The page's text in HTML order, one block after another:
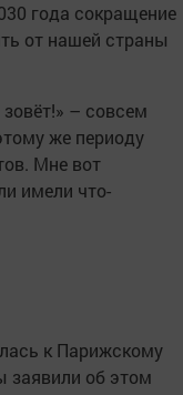
года сокращение
от нашей страны
– совсем
же периоду
Мне вот
имели что-
к Парижскому
заявили об этом